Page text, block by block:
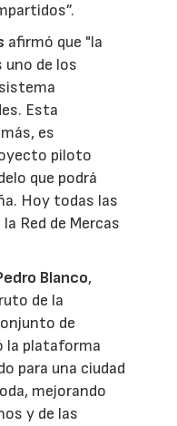
afirmó que "la
de los
Esta
es
piloto
que podrá
Hoy todas las
Red de Mercas
Blanco,
de la
de
la plataforma
para una ciudad
mejorando
y de las